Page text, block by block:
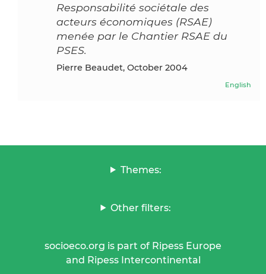
Responsabilité sociétale des
acteurs économiques (RSAE)
menée par le Chantier RSAE du
PSES.
Pierre Beaudet, October 2004
English
Themes:
Other filters:
socioeco.org is part of Ripess Europe
and Ripess Intercontinental